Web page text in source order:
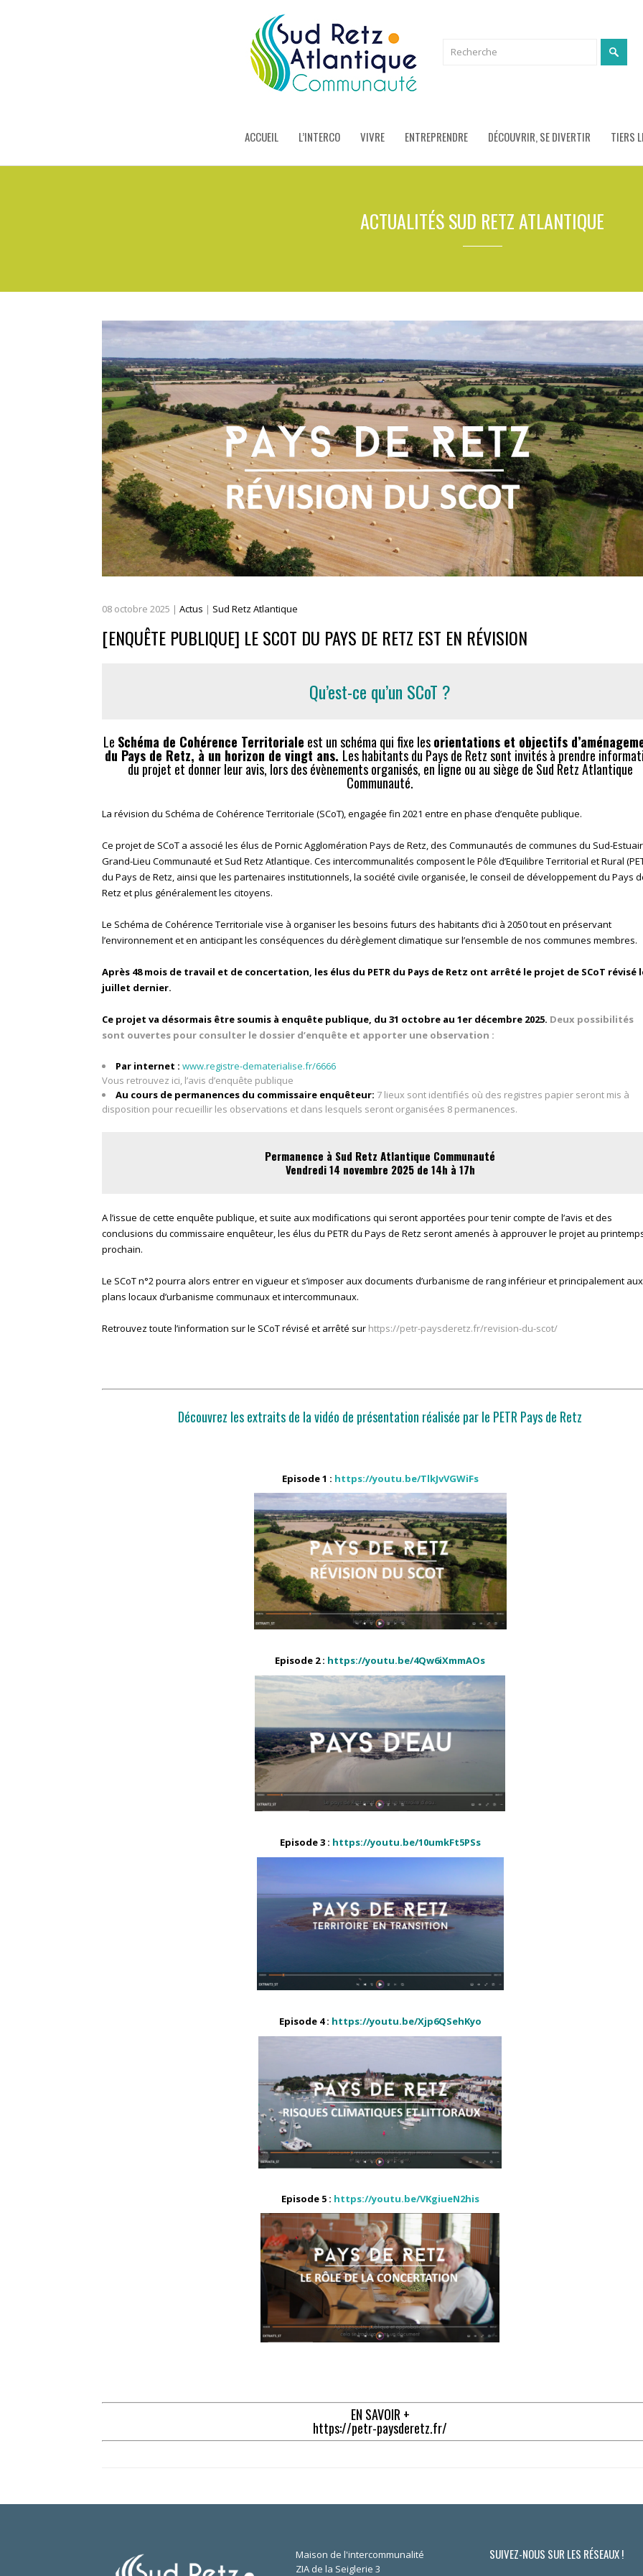
ACCUEIL L’INTERCO VIVRE ENTREPRENDRE DÉCOUVRIR, SE DIVERTIR TIERS
ACTUALITÉS SUD RETZ ATLANTIQUE
08 octobre 2025 | Actus | Sud Retz Atlantique
[ENQUÊTE PUBLIQUE] LE SCOT DU PAYS DE RETZ EST EN RÉVISION
Qu’est-ce qu’un SCoT ?
Le Schéma de Cohérence Territoriale est un schéma qui fixe lesorientations et objectifs
du Pays de Retz, à un horizon de vingt ans. Les habitants du Pays de Retz sont invités à prendre
du projet et donner leur avis, lors des évènements organisés, en ligne ou au siège de Sud Retz Atlantique
Communauté.
La révision du Schéma de Cohérence Territoriale (SCoT), engagée fin 2021 entre en phase d’enquête publique.
Ce projet de SCoT a associé les élus de Pornic Agglomération Pays de Retz, des Communautés de communes du Sud-
Grand-Lieu Communauté et Sud Retz Atlantique. Ces intercommunalités composent le Pôle d’Equilibre Territorial et Rural
du Pays de Retz, ainsi que les partenaires institutionnels, la société civile organisée, le conseil de développement du Pays
Retz et plus généralement les citoyens.
Le Schéma de Cohérence Territoriale vise à organiser les besoins futurs des habitants d’ici à 2050 tout en préservant
l’environnement et en anticipant les conséquences du dérèglement climatique sur l’ensemble de nos communes membres.
Après 48 mois de travail et de concertation, les élus du PETR du Pays de Retz ont arrêté le projet de SCoT révisé
juillet dernier.
Ce projet va désormais être soumis à enquête publique, du 31 octobre au 1er décembre 2025. Deux possibilités
sont ouvertes pour consulter le dossier d’enquête et apporter une observation :
Par internet : www.registre-dematerialise.fr/6666
Vous retrouvez ici, l’avis d’enquête publique
Au cours de permanences du commissaire enquêteur: 7 lieux sont identifiés où des registres papier seront mis à
disposition pour recueillir les observations et dans lesquels seront organisées 8 permanences.
Permanence à Sud Retz Atlantique Communauté
Vendredi 14 novembre 2025 de 14h à 17h
A l’issue de cette enquête publique, et suite aux modifications qui seront apportées pour tenir compte de l’avis et des
conclusions du commissaire enquêteur, les élus du PETR du Pays de Retz seront amenés à approuver le projet au
prochain.
Le SCoT n°2 pourra alors entrer en vigueur et s’imposer aux documents d’urbanisme de rang inférieur et principalement aux
plans locaux d’urbanisme communaux et intercommunaux.
Retrouvez toute l’information sur le SCoT révisé et arrêté sur https://petr-paysderetz.fr/revision-du-scot/
Découvrez les extraits de la vidéo de présentation réalisée par le PETR Pays de Retz
Episode 1 : https://youtu.be/TlkJvVGWiFs
Episode 2 : https://youtu.be/4Qw6iXmmAOs
Episode 3 : https://youtu.be/10umkFt5PSs
Episode 4 : https://youtu.be/Xjp6QSehKyo
Episode 5 : https://youtu.be/VKgiueN2his
EN SAVOIR +
https://petr-paysderetz.fr/
Maison de l'intercommunalité
ZIA de la Seiglerie 3
SUIVEZ-NOUS SUR LES RÉSEAUX !